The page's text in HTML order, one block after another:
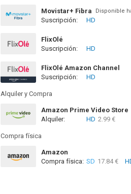
Movistar+ Fibra Disponible
Suscripción: HD
FlixOlé
Suscripción:
HD
FlixOlé Amazon Channel
Suscripción:
HD
Alquiler y Compra
Amazon Prime Video Store
Alquiler:
HD 2.99 €
Compra física
Amazon
Compra física: SD 17.84 €